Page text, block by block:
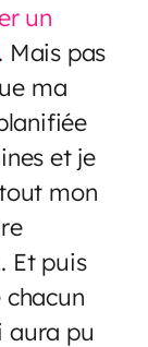
un
. Mais pas
ma
et je
mon
Et puis
chacun
aura pu